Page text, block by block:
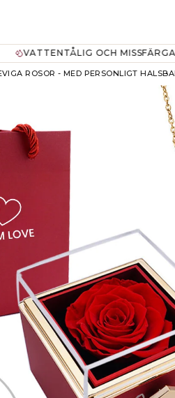
OCH MISSFÄRGAS INTE
ROSOR - MED PERSONLIGT